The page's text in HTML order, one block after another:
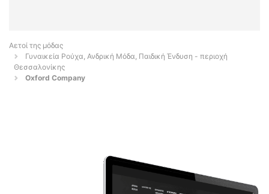
Αετοί της μόδας
Γυναικεία Ρούχα, Ανδρική Μόδα, Παιδική Ένδυση - περιοχή
Θεσσαλονίκης
Oxford Company